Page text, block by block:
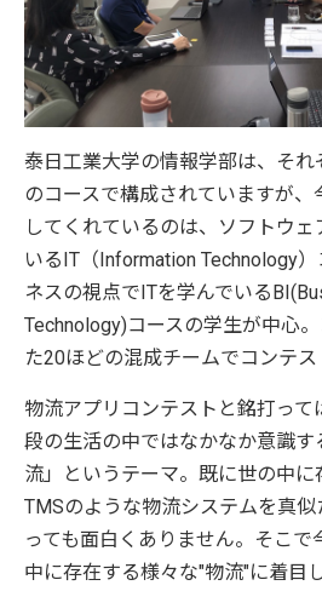
泰日工業大学の情報学部は、そ
のコースで構成されていますが、
してくれているのは、ソフトウ
いるIT（Information Technology
ネスの視点でITを学んでいる
Technology)コースの学生が中心
た20ほどの混成チームでコンテス
物流アプリコンテストと銘打っ
段の生活の中ではなかなか意識
流」というテーマ。既に世の中に
TMSのような物流システムを真
っても面白くありません。そこで
中に存在する様々な"物流"に着目